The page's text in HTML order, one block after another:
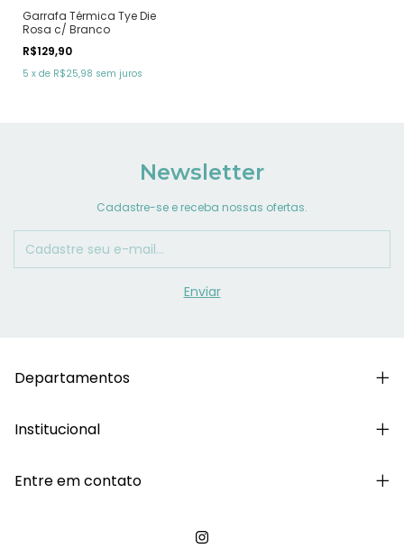
Garrafa Térmica Tye Die
Rosa c/ Branco
R$129,90
5 x de R$25,98 sem juros
Newsletter
Cadastre-se e receba nossas ofertas.
Departamentos
Institucional
Entre em contato